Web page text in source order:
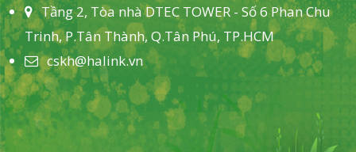
Tầng 2, Tòa nhà DTEC TOWER - Số 6 Phan Chu
Trinh, P.Tân Thành, Q.Tân Phú, TP.HCM
cskh@halink.vn